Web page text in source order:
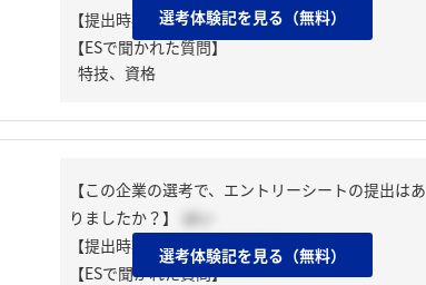
【提出時期】 2025年02月中旬
【ESで聞かれた質問】
特技、資格
選考体験記を見る（無料）
【この企業の選考で、エントリーシートの提出はあ
りましたか？】
はい
【提出時期】 2025年02月下旬
【ESで聞かれた質問】
選考体験記を見る（無料）